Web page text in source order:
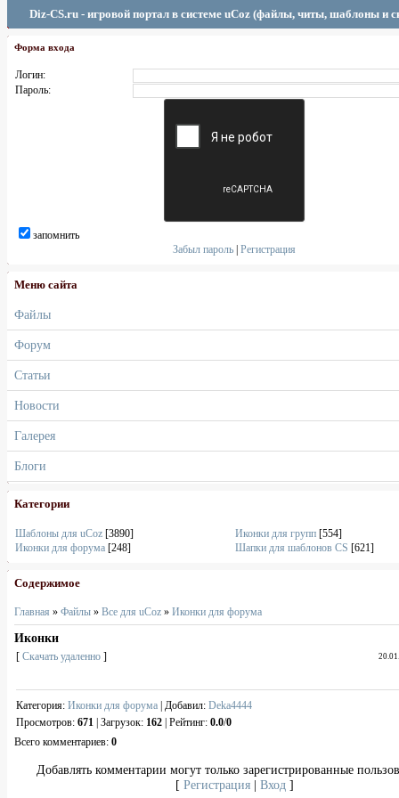
Diz-CS.ru - игровой портал в системе uCoz (файлы, читы, шаблоны и
Форма входа
Логин:
Пароль:
запомнить
Забыл пароль |Регистрация
Меню сайта
Файлы
Форум
Статьи
Новости
Галерея
Блоги
Категории
Шаблоны для uCoz [3890] Иконки для групп [554]
Иконки для форума [248] Шапки для шаблонов CS [621]
Содержимое
Главная » Файлы » Все для uCoz » Иконки для форума
Иконки
[ Скачать удаленно ]
Категория: Иконки для форума Добавил: Deka4444
Просмотров: 671 Загрузок: 162 Рейтинг: 0.0/0
Всего комментариев: 0
Добавлять комментарии могут только зарегистрированные
[ Регистрация | Вход ]